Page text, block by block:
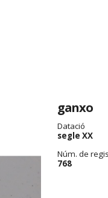
ganxo
Datació
segle XX
Núm. de
768